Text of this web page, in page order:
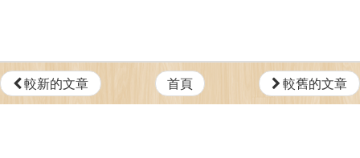
較新的文章 首頁 較舊的文章